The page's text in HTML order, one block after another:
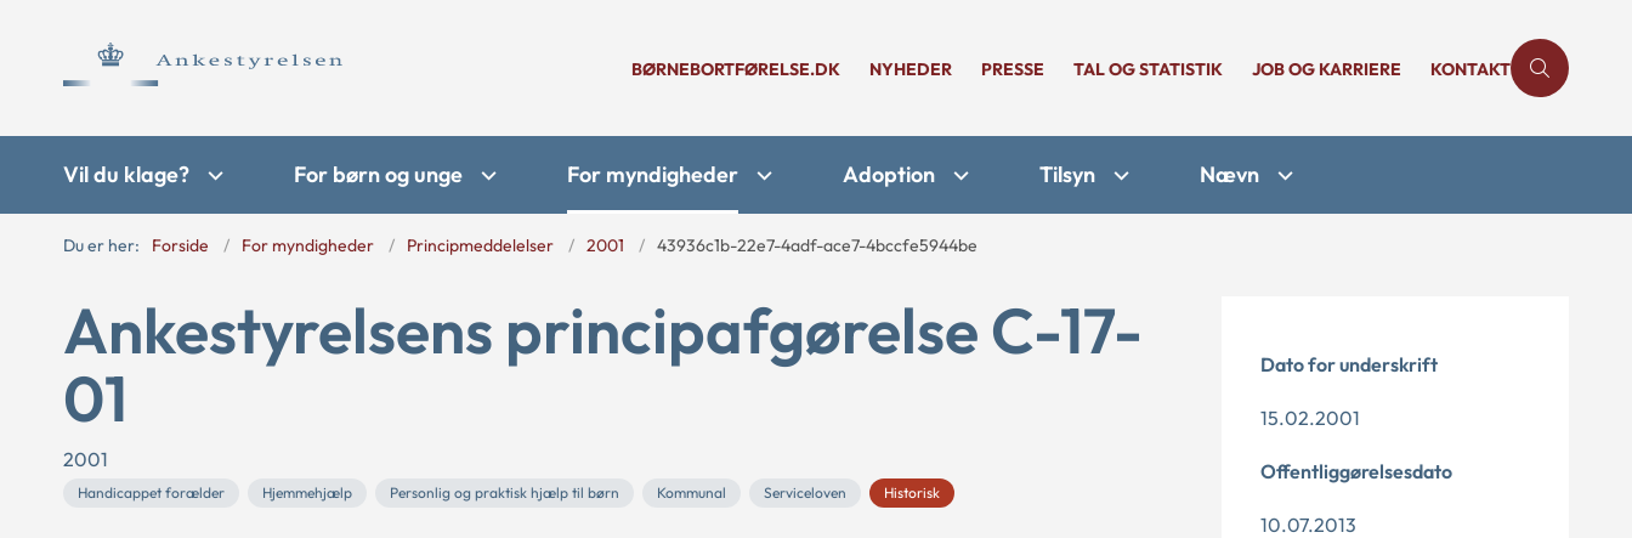
BØRNEBORTFØRELSE.DK NYHEDER PRESSE TAL OG STATISTIK JOB OG KARRIERE KONTAKT
Vil du klage? For børn og unge For myndigheder Adoption Tilsyn Nævn
Du er her: Forside For myndigheder Principmeddelelser 2001 43936c1b-22e7-4adf-ace7-4bccfe5944be
Ankestyrelsens principafgørelse C-17-
01
2001
Handicappet forælder Hjemmehjælp Personlig og praktisk hjælp til børn Kommunal Serviceloven Historisk
Dato for underskrift
15.02.2001
Offentliggørelsesdato
10.07.2013